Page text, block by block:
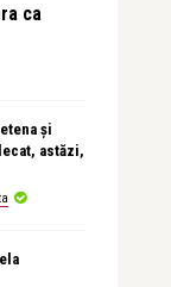
ca
și
astăzi,